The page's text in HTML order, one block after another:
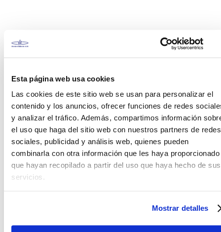
Esta página web usa cookies
Las cookies de este sitio web se usan para personalizar el
contenido y los anuncios, ofrecer funciones de redes
y analizar el tráfico. Además, compartimos información
el uso que haga del sitio web con nuestros partners de redes
sociales, publicidad y análisis web, quienes pueden
combinarla con otra información que les haya proporcionado
que hayan recopilado a partir del uso que haya hecho de sus
servicios.
Mostrar detalles